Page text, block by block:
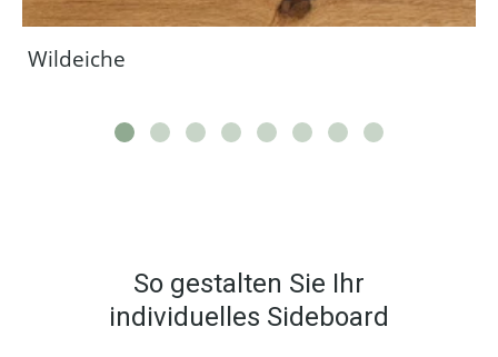
Wildeiche
So gestalten Sie Ihr
individuelles Sideboard